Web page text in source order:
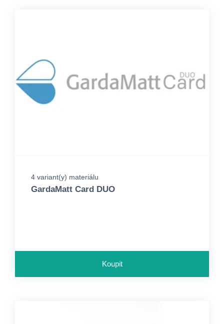
4 variant(y) materiálu
GardaMatt Card DUO
Koupit